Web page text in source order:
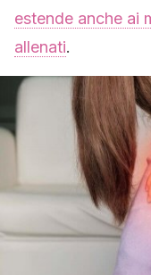
estende anche ai
allenati.